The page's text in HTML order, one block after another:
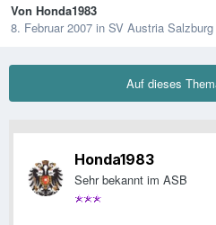
Von Honda1983
8. Februar 2007 in SV Austria
Auf dieses
Honda1983
Sehr bekannt im ASB